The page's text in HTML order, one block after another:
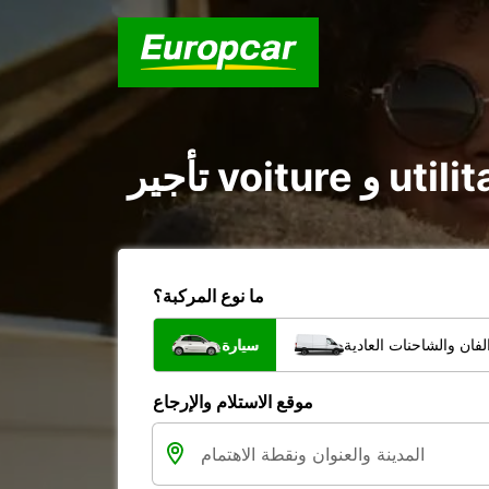
ما نوع المركبة؟
سيارة والشاحنات العادية
موقع الاستلام والإرجاع